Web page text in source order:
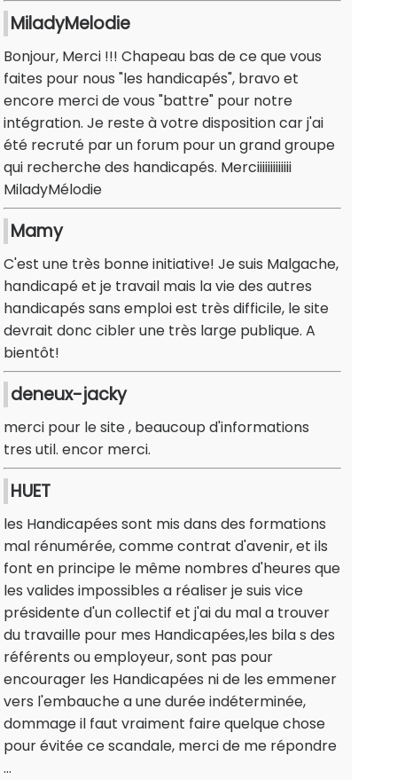
MiladyMelodie
Bonjour, Merci !!! Chapeau bas de ce que vous
faites pour nous "les handicapés", bravo et
encore merci de vous "battre" pour notre
intégration. Je reste à votre disposition car j'ai
été recruté par un forum pour un grand groupe
qui recherche des handicapés. Merciiiiiiiiiiiii
MiladyMélodie
Mamy
C'est une très bonne initiative! Je suis Malgache,
handicapé et je travail mais la vie des autres
handicapés sans emploi est très difficile, le site
devrait donc cibler une très large publique. A
bientôt!
deneux-jacky
merci pour le site , beaucoup d'informations
tres util. encor merci.
HUET
les Handicapées sont mis dans des formations
mal rénumérée, comme contrat d'avenir, et ils
font en principe le même nombres d'heures que
les valides impossibles a réaliser je suis vice
présidente d'un collectif et j'ai du mal a trouver
du travaille pour mes Handicapées,les bila s des
référents ou employeur, sont pas pour
encourager les Handicapées ni de les emmener
vers l'embauche a une durée indéterminée,
dommage il faut vraiment faire quelque chose
pour évitée ce scandale, merci de me répondre
...